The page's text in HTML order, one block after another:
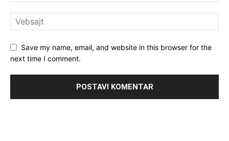
Save my name, email, and website in this browser for the
next time I comment.